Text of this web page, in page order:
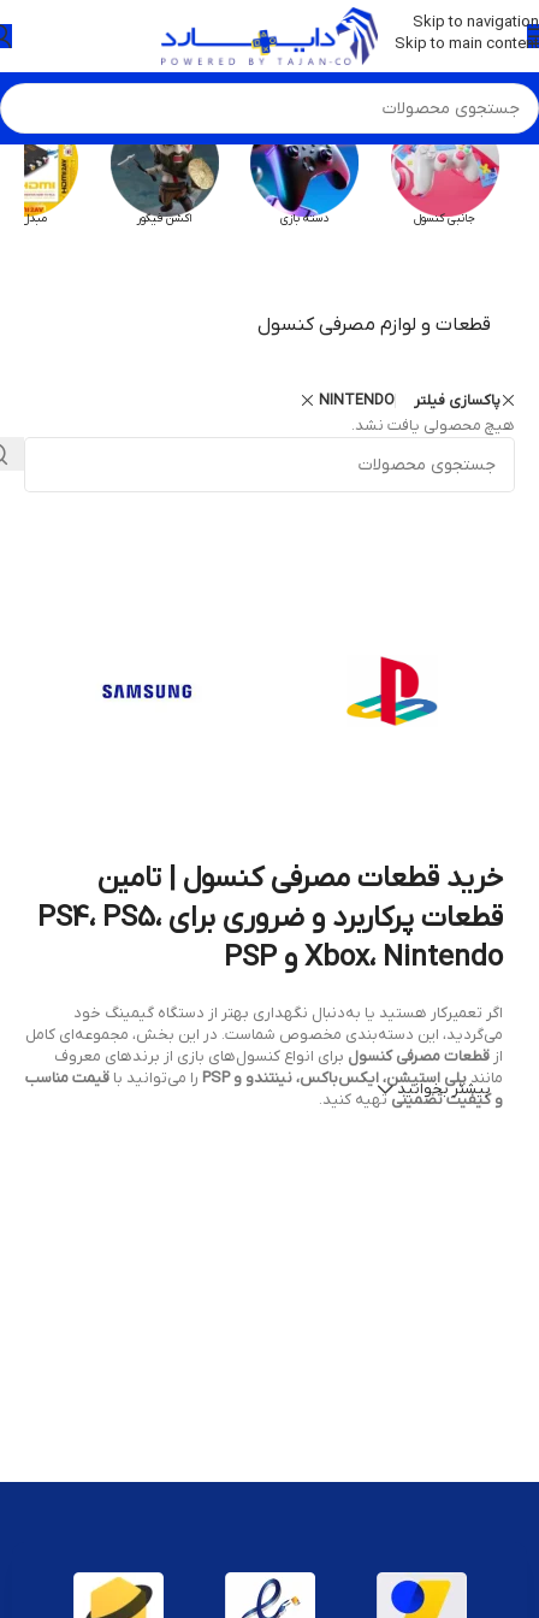
Skip to navigation
Skip to main content
💡برچسب و اسکین کنسول ها بروز شد . . . اینجا کیک کن !
جانبی کنسول دسته بازی اکشن فیگور مبدل HX
قطعات و لوازم مصرفی کنسول
پاکسازی فیلتر NINTENDO
هیچ محصولی یافت نشد.
خرید قطعات مصرفی کنسول | تامین
قطعات پرکاربرد و ضروری برای PS4، PS5،
Xbox، Nintendo و PSP
اگر تعمیرکار هستید یا به‌دنبال نگهداری بهتر از دستگاه گیمینگ خود
می‌گردید، این دسته‌بندی مخصوص شماست. در این بخش، مجموعه‌ای کامل
از قطعات مصرفی کنسول برای انواع کنسول‌های بازی از برندهای معروف
مانند پلی استیشن، ایکس‌باکس، نینتندو و PSP را می‌توانید با قیمت مناسب
و کیفیت تضمینی تهیه کنید.
قابلیت نصب آسان برای تعمیرکاران حرفه‌ای یا کاربران نیمه‌حرفه‌ای
بیشتر بخوانید